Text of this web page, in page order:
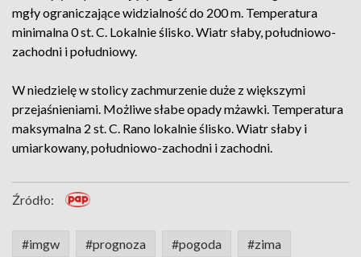
mgły ograniczające widzialność do 200 m. Temperatura
minimalna 0 st. C. Lokalnie ślisko. Wiatr słaby, południowo-
zachodni i południowy.
W niedzielę w stolicy zachmurzenie duże z większymi
przejaśnieniami. Możliwe słabe opady mżawki. Temperatura
maksymalna 2 st. C. Rano lokalnie ślisko. Wiatr słaby i
umiarkowany, południowo-zachodni i zachodni.
Źródło:
#imgw #prognoza #pogoda #zima